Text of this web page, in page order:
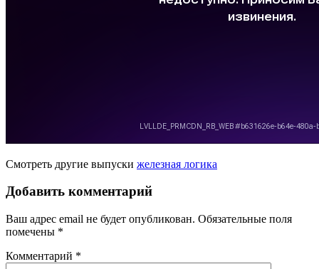
Смотреть другие выпуски железная логика
Добавить комментарий
Ваш адрес email не будет опубликован. Обязательные поля
помечены *
Комментарий *